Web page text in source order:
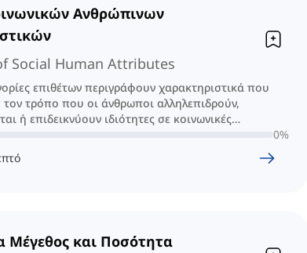
Ανθρώπινων
Social Human Attributes
επιθέτων περιγράφουν χαρακτηριστικά που
τον τρόπο που οι άνθρωποι αλληλεπιδρούν,
ή επιδεικνύουν ιδιότητες σε κοινωνικές
0%
Μέγεθος και Ποσότητα